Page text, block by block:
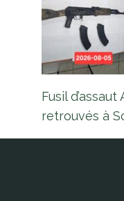
Fusil
retrouvés à